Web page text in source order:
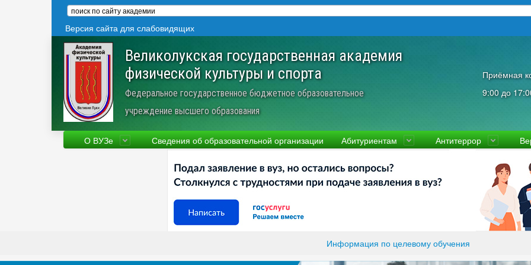
Версия сайта для слабовидящих
Великолукская государственная академия
физической культуры и спорта
Федеральное государственное бюджетное образовательное
учреждение высшего образования
Приёмная
9:00 до
О ВУЗе
Сведения об образовательной
Факультеты
Руководство
Преподаватели и сотрудники
Научная деятельность
Противодействие коррупции Прочие документы
Сведения об образовательной организации Абитуриентам
Приемная комиссия
Стоимость
Антитеррор
Правовая
Информация
Информация по целевому обучения